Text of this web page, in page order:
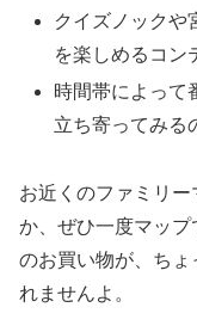
クイズノックや
を楽しめるコン
時間帯によって
立ち寄ってみる
お近くのファミリ
か、ぜひ一度マッ
のお買い物が、ち
れませんよ。